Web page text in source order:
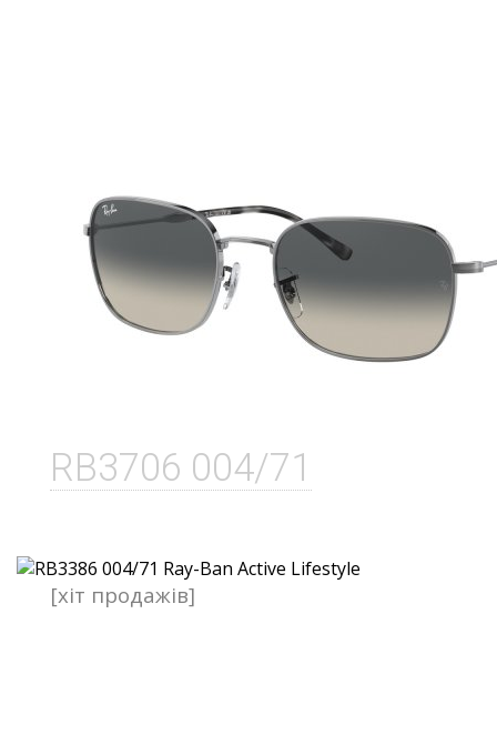
RB3706 004/71
[хіт продажів]